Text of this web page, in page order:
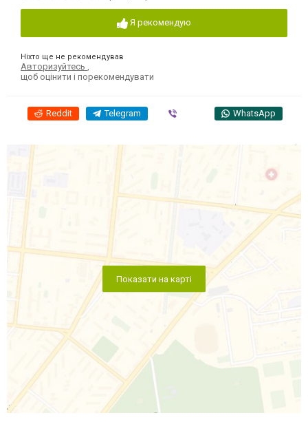
Я рекомендую
Ніхто ще не рекомендував
Авторизуйтесь
щоб оцінити і порекомендувати
Reddit Telegram WhatsApp
Показати на карті